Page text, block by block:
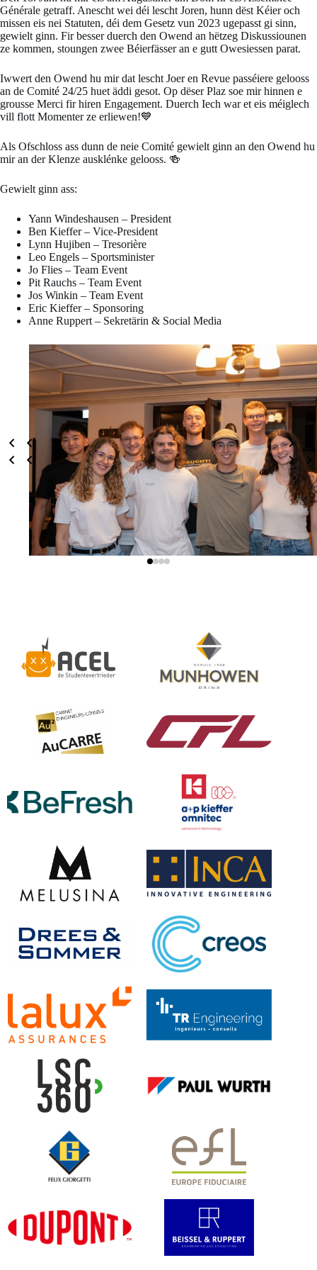
Générale getraff. Anescht wei déi lescht Joren, hunn dëst Kéier och
missen eis nei Statuten, déi dem Gesetz vun 2023 ugepasst gi sinn,
gewielt ginn. Fir besser duerch den Owend an hëtzeg Diskussiounen
ze kommen, stoungen zwee Béierfässer an e gutt Owesiessen parat.
Iwwert den Owend hu mir dat lescht Joer en Revue passéiere gelooss
an de Comité 24/25 huet äddi gesot. Op dëser Plaz soe mir hinnen e
grousse Merci fir hiren Engagement. Duerch Iech war et eis méiglech
vill flott Momenter ze erliewen!💙
Als Ofschloss ass dunn de neie Comité gewielt ginn an den Owend hu
mir an der Klenze ausklénke gelooss. 🍻
Gewielt ginn ass:
Yann Windeshausen – President
Ben Kieffer – Vice-President
Lynn Hujiben – Tresorière
Leo Engels – Sportsminister
Jo Flies – Team Event
Pit Rauchs – Team Event
Jos Winkin – Team Event
Eric Kieffer – Sponsoring
Anne Ruppert – Sekretärin & Social Media